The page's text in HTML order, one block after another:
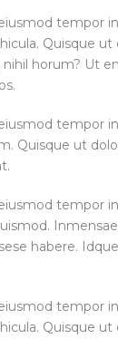
tempor
Quisque ut
horum? Ut
tempor
Quisque ut
tempor
habere.
tempor
Quisque ut